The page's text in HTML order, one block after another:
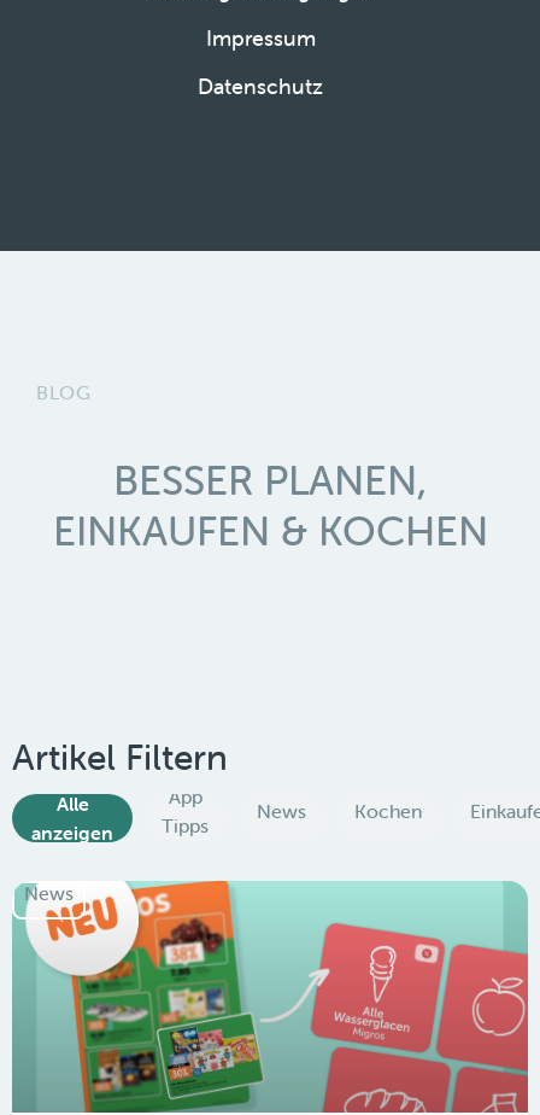
Impressum
Datenschutz
BLOG
BESSER PLANEN,
EINKAUFEN & KOCHEN
Artikel Filtern
Alle
anzeigen
App
Tipps
News Kochen
News